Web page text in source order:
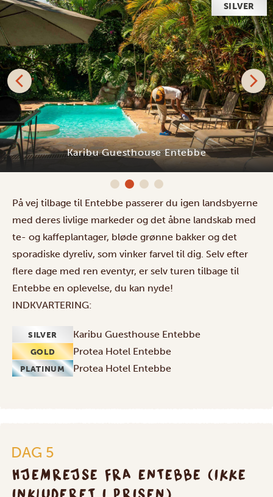
SILVER
Karibu Guesthouse Entebbe
På vej tilbage til Entebbe passerer du igen landsbyerne
med deres livlige markeder og det åbne landskab med
te- og kaffeplantager, bløde grønne bakker og det
sporadiske dyreliv, som vinker farvel til dig. Selv efter
flere dage med ren eventyr, er selv turen tilbage til
Entebbe en oplevelse, du kan nyde!
INDKVARTERING:
SILVER Karibu Guesthouse Entebbe
GOLD Protea Hotel Entebbe
PLATINUM Protea Hotel Entebbe
DAG 5
HJEMREJSE FRA ENTEBBE (IKKE